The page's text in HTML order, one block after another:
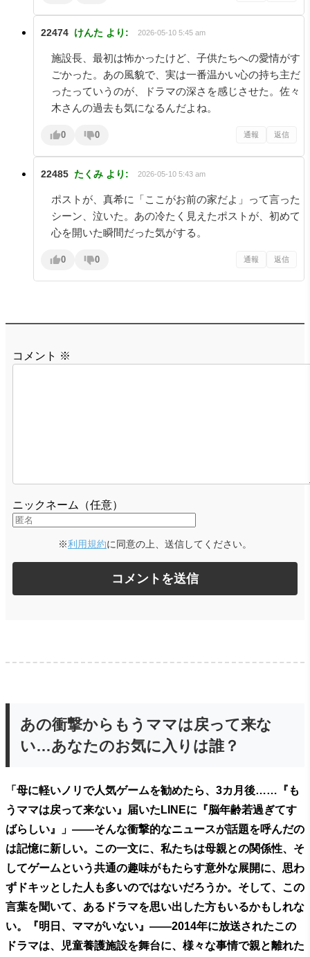
22474 けんた より: 2026-05-10 5:45 am
施設長、最初は怖かったけど、子供たちへの愛情がす
ごかった。あの風貌で、実は一番温かい心の持ち主だ
ったっていうのが、ドラマの深さを感じさせた。佐々
木さんの過去も気になるんだよね。
0 0 通報 返信
22485 たくみ より: 2026-05-10 5:43 am
ポストが、真希に「ここがお前の家だよ」って言った
シーン、泣いた。あの冷たく見えたポストが、初めて
心を開いた瞬間だった気がする。
0 0 通報 返信
コメント ※
ニックネーム（任意）
※利用規約に同意の上、送信してください。
あの衝撃からもうママは戻って来な
い…あなたのお気に入りは誰？
「母に軽いノリで人気ゲームを勧めたら、3カ月後……『も
うママは戻って来ない』届いたLINEに『脳年齢若過ぎてす
ばらしい』」――そんな衝撃的なニュースが話題を呼んだの
は記憶に新しい。この一文に、私たちは母親との関係性、そ
してゲームという共通の趣味がもたらす意外な展開に、思わ
ずドキッとした人も多いのではないだろうか。そして、この
言葉を聞いて、あるドラマを思い出した方もいるかもしれな
い。『明日、ママがいない』――2014年に放送されたこの
ドラマは、児童養護施設を舞台に、様々な事情で親と離れた